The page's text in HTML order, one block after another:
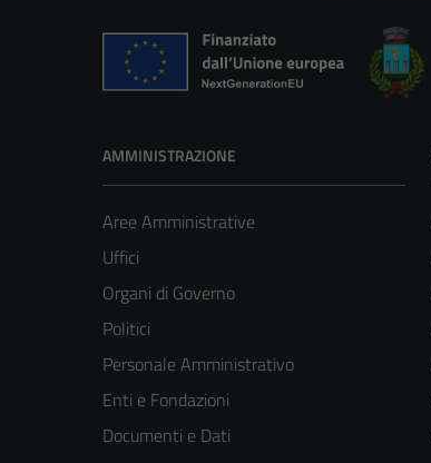
AMMINISTRAZIONE
Aree Amministrative
Uffici
Organi di Governo
Politici
Personale Amministrativo
Enti e Fondazioni
Documenti e Dati